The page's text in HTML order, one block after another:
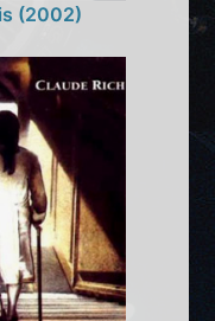
(2002)